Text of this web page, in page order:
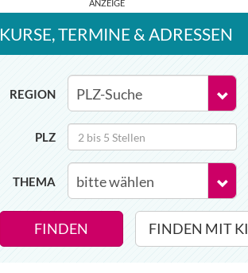
KURSE, TERMINE & ADRESSEN
REGION
PLZ
THEMA
FINDEN FINDEN MIT KI